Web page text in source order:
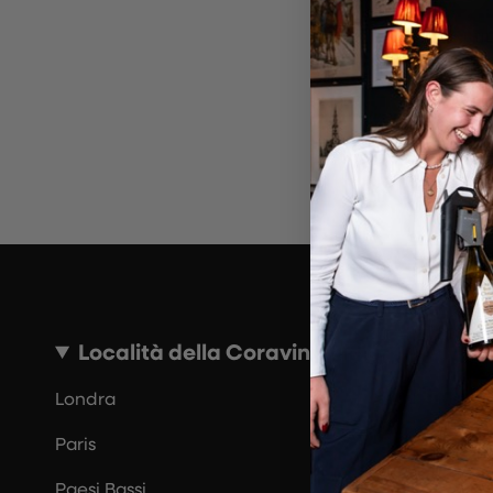
~10 MINUTI
Località della Coravin Guide
Londra
Paris
Paesi Bassi